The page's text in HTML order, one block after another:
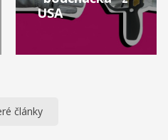
USA
články